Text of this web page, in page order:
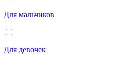
Для мальчиков
Для девочек